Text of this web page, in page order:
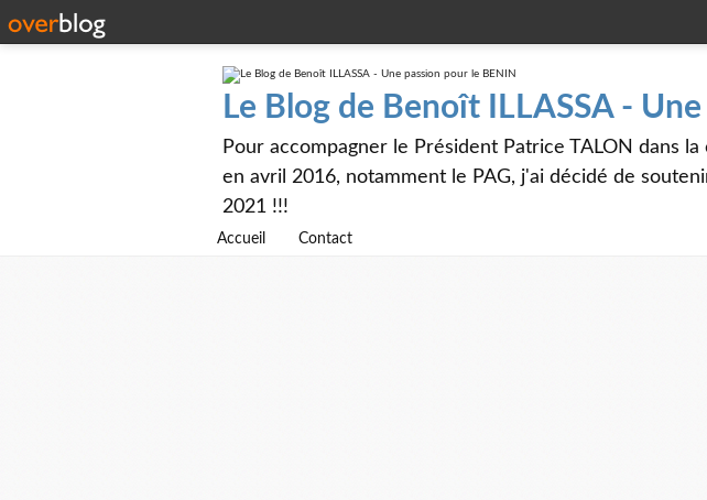
Le Blog de Benoît ILLASSA -
Pour accompagner le Président Patrice TALON dans
en avril 2016, notamment le PAG, j'ai décidé de
2021 !!!
Accueil Contact